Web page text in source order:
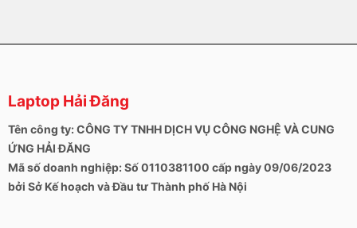
Laptop Hải Đăng
Tên công ty: CÔNG TY TNHH DỊCH VỤ CÔNG NGHỆ VÀ CUNG
ỨNG HẢI ĐĂNG
Mã số doanh nghiệp: Số 0110381100 cấp ngày 09/06/2023
bởi Sở Kế hoạch và Đầu tư Thành phố Hà Nội